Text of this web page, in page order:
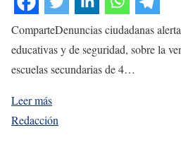
ComparteDenuncias ciudadanas
educativas y de seguridad, sobre la
escuelas secundarias de 4…
Leer más
Redacción